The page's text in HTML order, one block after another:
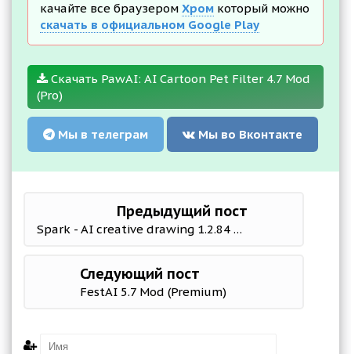
качайте все браузером Хром который можно
скачать в официальном Google Play
Скачать PawAI: AI Cartoon Pet Filter 4.7 Mod
(Pro)
Мы в телеграм Мы во Вконтакте
Предыдущий пост
Spark - AI creative drawing 1.2.84 Mod (VIP)
Следующий пост
FestAI 5.7 Mod (Premium)